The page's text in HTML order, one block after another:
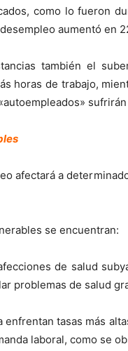
como lo fueron
aumentó en
también el
horas de trabajo,
afectará a
se encuentran:
de salud
problemas de salud
enfrentan tasas más
laboral, como se